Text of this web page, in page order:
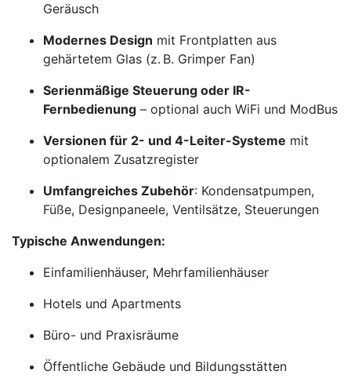
Geräusch
Modernes Design mit Frontplatten aus
gehärtetem Glas (z. B. Grimper Fan)
Serienmäßige Steuerung oder IR-
Fernbedienung – optional auch WiFi und ModBus
Versionen für 2- und 4-Leiter-Systeme mit
optionalem Zusatzregister
Umfangreiches Zubehör: Kondensatpumpen,
Füße, Designpaneele, Ventilsätze, Steuerungen
Typische Anwendungen:
Einfamilienhäuser, Mehrfamilienhäuser
Hotels und Apartments
Büro- und Praxisräume
Öffentliche Gebäude und Bildungsstätten